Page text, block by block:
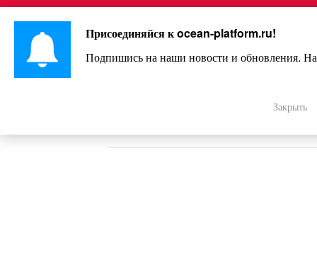
Перейти
контенту
Интересно и весело!
секунд – лайфхак для
Присоединяйся кocean-platform.ru!
Подпишись на наши новости и обновления.
Закрыть